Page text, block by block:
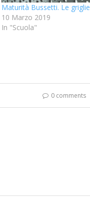
Maturità Bussetti. Le griglie
10 Marzo 2019
In "Scuola"
0 comments